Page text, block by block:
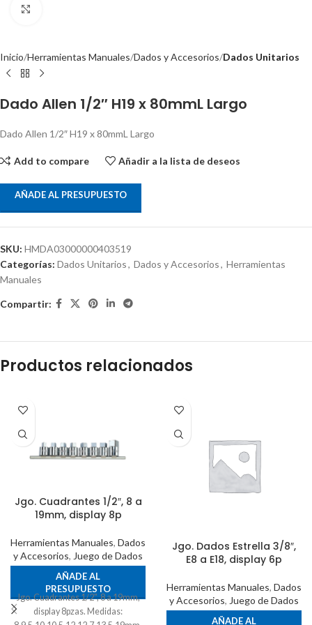
Inicio Herramientas Manuales Dados y Accesorios Dados Unitarios
Dado Allen 1/2″ H19 x 80mmL Largo
Dado Allen 1/2″ H19 x 80mmL Largo
Add to compare Añadir a la lista de deseos
AÑADE AL PRESUPUESTO
SKU: HMDA03000000403519
Categorías: Dados Unitarios, Dados y Accesorios, Herramientas
Manuales
Compartir:
Productos relacionados
Jgo. Cuadrantes 1/2″, 8 a
19mm, display 8p
Herramientas Manuales, Dados
y Accesorios, Juego de Dados
AÑADE AL
PRESUPUESTO
Jgo. Cuadrantes 1/2", 8 a 19mm,
display 8pzas. Medidas:
Jgo. Dados Estrella 3/8″,
E8 a E18, display 6p
Herramientas Manuales, Dados
y Accesorios, Juego de Dados
AÑADE AL